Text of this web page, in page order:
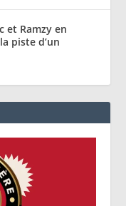
et Ramzy en
piste d’un